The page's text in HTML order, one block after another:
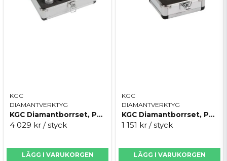
KGC
DIAMANTVERKTYG
KGC Diamantborrset, PREDATOR Maxi Mix
4 029 kr / styck
LÄGG I VARUKORGEN
KGC
DIAMANTVERKTYG
KGC Diamantborrset, PREDATOR Small
1 151 kr / styck
LÄGG I VARUKORGEN